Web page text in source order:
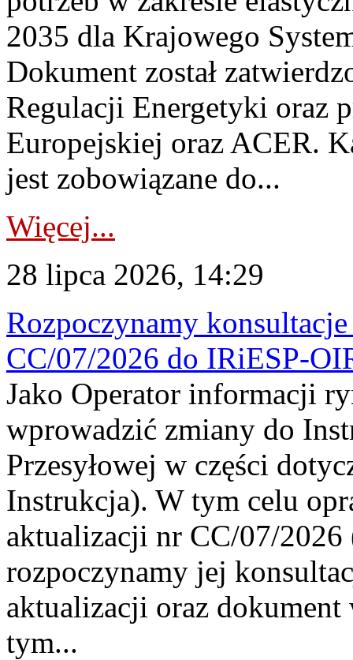
2035 dla Krajowego
Dokument został
Regulacji Energetyki oraz
Europejskiej oraz ACER.
jest zobowiązane do...
Więcej...
28 lipca 2026, 14:29
Rozpoczynamy
CC/07/2026 do IRiESP-
Jako Operator informacji
wprowadzić zmiany do
Przesyłowej w części
Instrukcja). W tym celu
aktualizacji nr CC/07/
rozpoczynamy jej
aktualizacji oraz
tym...